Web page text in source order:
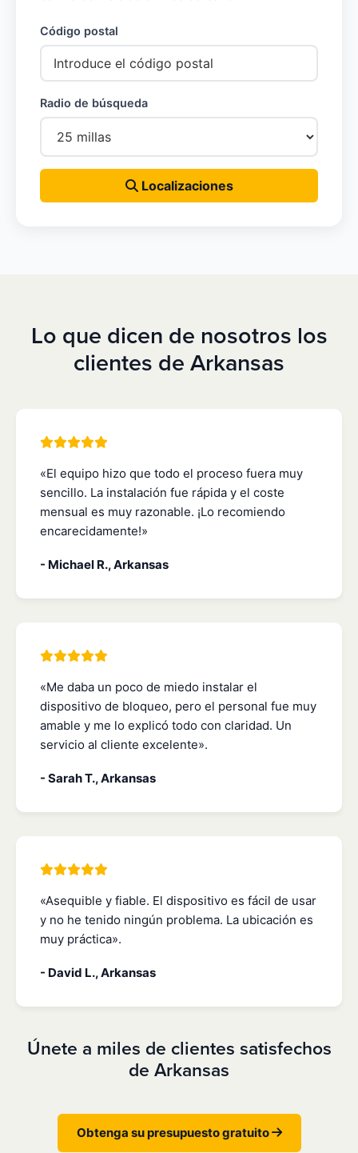
Código postal
Radio de búsqueda
Localizaciones
Lo que dicen de nosotros los
clientes de Arkansas
«El equipo hizo que todo el proceso fuera muy
sencillo. La instalación fue rápida y el coste
mensual es muy razonable. ¡Lo recomiendo
encarecidamente!»
- Michael R., Arkansas
«Me daba un poco de miedo instalar el
dispositivo de bloqueo, pero el personal fue muy
amable y me lo explicó todo con claridad. Un
servicio al cliente excelente».
- Sarah T., Arkansas
«Asequible y fiable. El dispositivo es fácil de usar
y no he tenido ningún problema. La ubicación es
muy práctica».
- David L., Arkansas
Únete a miles de clientes satisfechos
de Arkansas
Obtenga su presupuesto gratuito